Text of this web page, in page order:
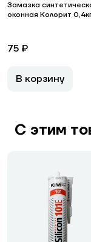
Замазка
оконная Колорит
75 ₽
В корзину
С этим